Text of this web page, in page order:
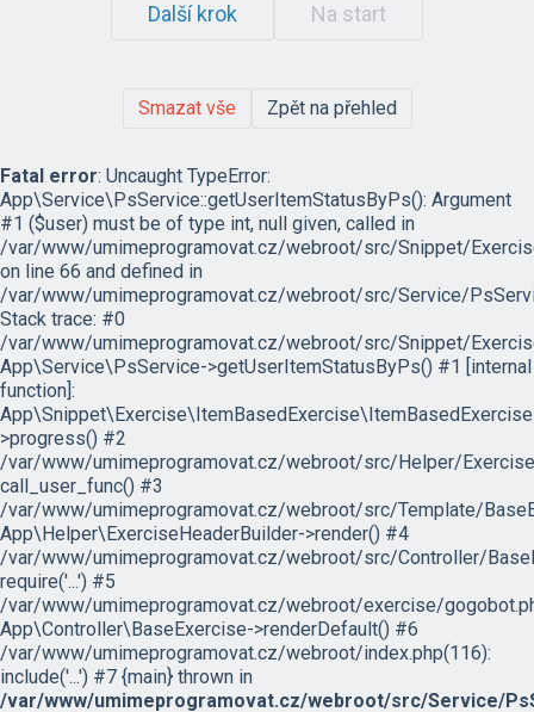
Další krok Na start
Smazat vše Zpět na přehled
Fatal error: Uncaught TypeError:
App\Service\PsService::getUserItemStatusByPs(): Argument
#1 ($user) must be of type int, null given, called in
/var/www/umimeprogramovat.cz/webroot/src/Snippet/
on line 66 and defined in
/var/www/umimeprogramovat.cz/webroot/src/Service/
Stack trace: #0
/var/www/umimeprogramovat.cz/webroot/src/Snippet/
App\Service\PsService->getUserItemStatusByPs() #1 [internal
function]:
>progress() #2
/var/www/umimeprogramovat.cz/webroot/src/Helper/
call_user_func() #3
/var/www/umimeprogramovat.cz/webroot/src/Template/
App\Helper\ExerciseHeaderBuilder->render() #4
/var/www/umimeprogramovat.cz/webroot/src/Controller/
require('...') #5
/var/www/umimeprogramovat.cz/webroot/exercise/
App\Controller\BaseExercise->renderDefault() #6
/var/www/umimeprogramovat.cz/webroot/index.php(116):
include('...') #7 {main} thrown in
/var/www/umimeprogramovat.cz/webroot/src/Service/